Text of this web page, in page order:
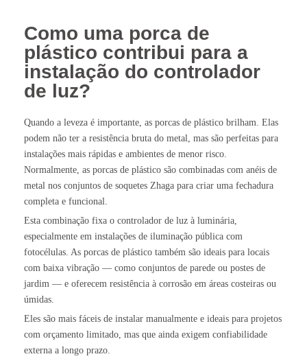
Como uma porca de
plástico contribui para a
instalação do controlador
de luz?
Quando a leveza é importante, as porcas de plástico brilham. Elas
podem não ter a resistência bruta do metal, mas são perfeitas para
instalações mais rápidas e ambientes de menor risco.
Normalmente, as porcas de plástico são combinadas com anéis de
metal nos conjuntos de soquetes Zhaga para criar uma fechadura
completa e funcional.
Esta combinação fixa o controlador de luz à luminária,
especialmente em instalações de iluminação pública com
fotocélulas. As porcas de plástico também são ideais para locais
com baixa vibração — como conjuntos de parede ou postes de
jardim — e oferecem resistência à corrosão em áreas costeiras ou
úmidas.
Eles são mais fáceis de instalar manualmente e ideais para projetos
com orçamento limitado, mas que ainda exigem confiabilidade
externa a longo prazo.